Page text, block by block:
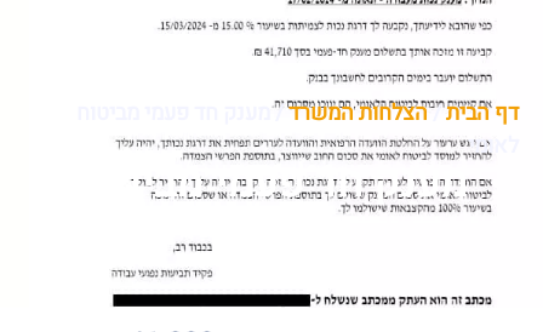
דף הבית/הצלחות המשרד/
לאומי
מענק חד פעמי מביטוח